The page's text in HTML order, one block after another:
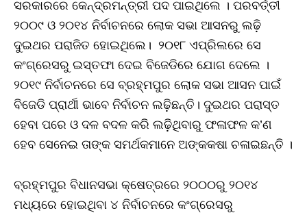
ସରକାରରେ କେନ୍ଦ୍ରମନ୍ତ୍ରୀ ପଦ ପାଇଥିଲେ । ପରବର୍ତ୍ତୀ
୨୦୦୯ ଓ ୨୦୧୪ ନିର୍ବାଚନରେ ଲୋକ ସଭା ଆସନରୁ ଲଢ଼ି
ଦୁଇଥର ପରାଜିତ ହୋଇଥିଲେ। ୨୦୧୮ ଏପ୍ରିଲରେ ସେ
କଂଗ୍ରେସରୁ ଇସ୍ତଫା ଦେଇ ବିଜେଡିରେ ଯୋଗ ଦେଲେ ।
୨୦୧୯ ନିର୍ବାଚନରେ ସେ ବ୍ରହ୍ମପୁର ଲୋକ ସଭା ଆସନ ପାଇଁ
ବିଜେଡି ପ୍ରାର୍ଥୀ ଭାବେ ନିର୍ବାଚନ ଲଢ଼ିଛନ୍ତି। ଦୁଇଥର ପରାସ୍ତ
ହେବା ପରେ ଓ ଦଳ ବଦଳ କରି ଲଢ଼ିଥିବାରୁ ଫଳାଫଳ କ’ଣ
ହେବ ସେନେଇ ତାଙ୍କ ସମର୍ଥକମାନେ ଅଙ୍କକଷା ଚଳାଇଛନ୍ତି ।
ବ୍ରହ୍ମପୁର ବିଧାନସଭା କ୍ଷେତ୍ରରେ ୨୦୦୦ରୁ ୨୦୧୪
ମଧ୍ୟରେ ହୋଇଥିବା ୪ ନିର୍ବାଚନରେ କଂଗ୍ରେସରୁ